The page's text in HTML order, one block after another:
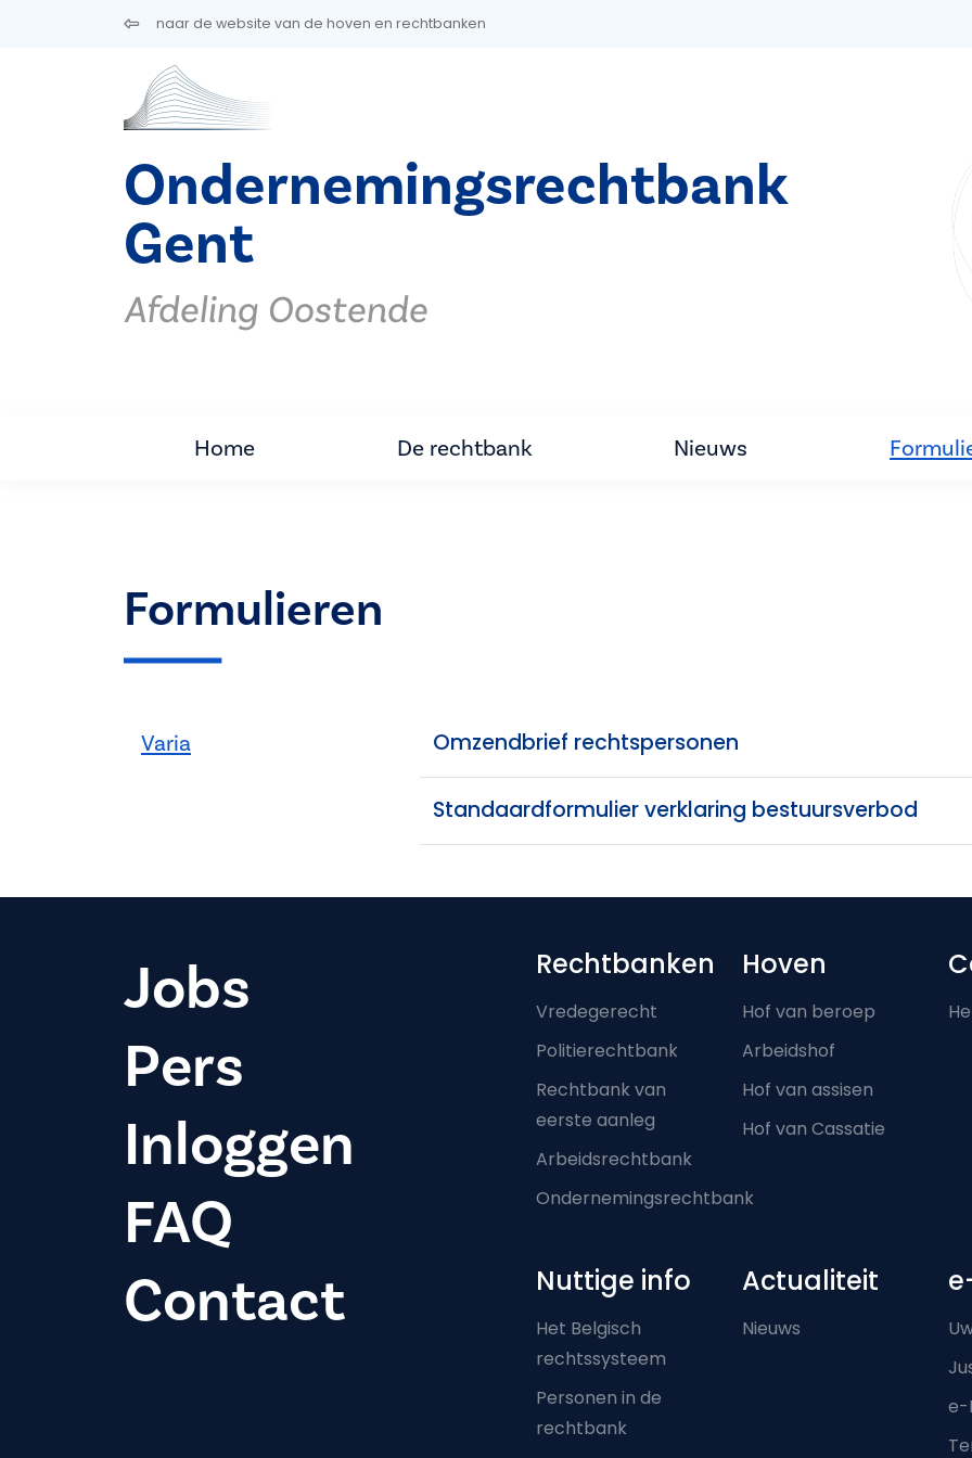
Overslaan en naar de inhoud gaannaar de website van de hoven en rechtbanken
Ondernemings­rechtbank
Gent
Afdeling Oostende
Home De rechtbank Nieuws
Formulieren
Varia Omzendbrief rechtspersonen
Standaardformulier verklaring bestuursverbod
Jobs
Pers
Inloggen
FAQ
Contact
Footer-menu
Rechtbanken
Vredegerecht
Politierechtbank
Rechtbank van
eerste aanleg
Arbeidsrechtbank
Ondernemingsrechtbank
Hoven
Hof van beroep
Arbeidshof
Hof van assisen
Hof van Cassatie
Nuttige info
Het Belgisch
rechtssysteem
Personen in de
rechtbank
Actualiteit
Nieuws
e-